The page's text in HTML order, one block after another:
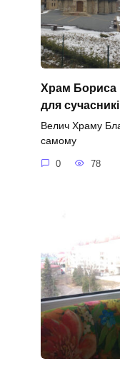
Храм Бориса і
для
Велич Храму
самому
0 78